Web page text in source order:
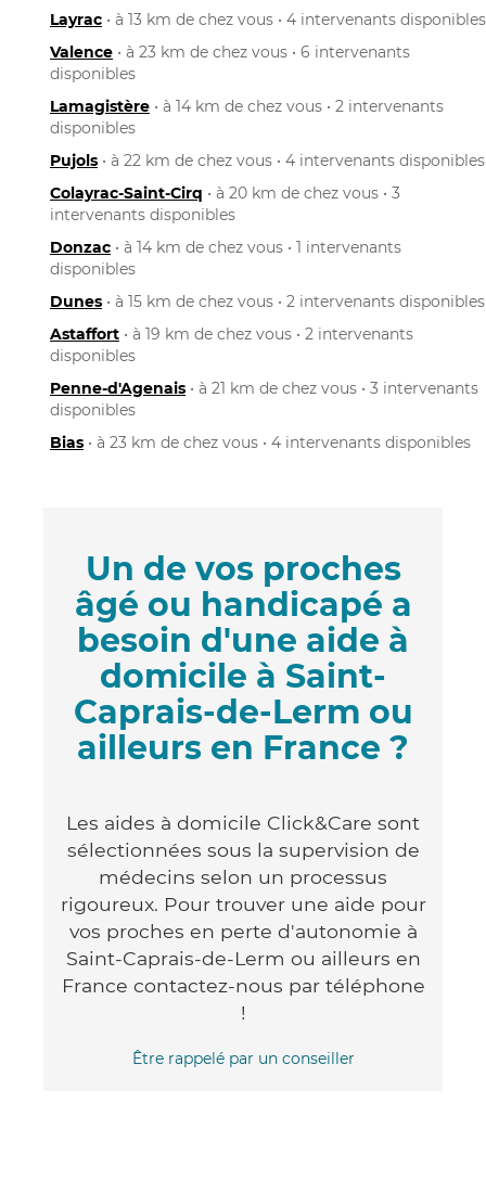
Layrac • à 13 km de chez vous • 4 intervenants disponibles
Valence • à 23 km de chez vous • 6 intervenants
disponibles
Lamagistère • à 14 km de chez vous • 2 intervenants
disponibles
Pujols • à 22 km de chez vous • 4 intervenants disponibles
Colayrac-Saint-Cirq • à 20 km de chez vous • 3
intervenants disponibles
Donzac • à 14 km de chez vous • 1 intervenants
disponibles
Dunes • à 15 km de chez vous • 2 intervenants disponibles
Astaffort • à 19 km de chez vous • 2 intervenants
disponibles
Penne-d'Agenais • à 21 km de chez vous • 3 intervenants
disponibles
Bias • à 23 km de chez vous • 4 intervenants disponibles
Un de vos proches
âgé ou handicapé a
besoin d'une aide à
domicile à Saint-
Caprais-de-Lerm ou
ailleurs en France ?
Les aides à domicile Click&Care sont
sélectionnées sous la supervision de
médecins selon un processus
rigoureux. Pour trouver une aide pour
vos proches en perte d'autonomie à
Saint-Caprais-de-Lerm ou ailleurs en
France contactez-nous par téléphone
!
Être rappelé par un conseiller